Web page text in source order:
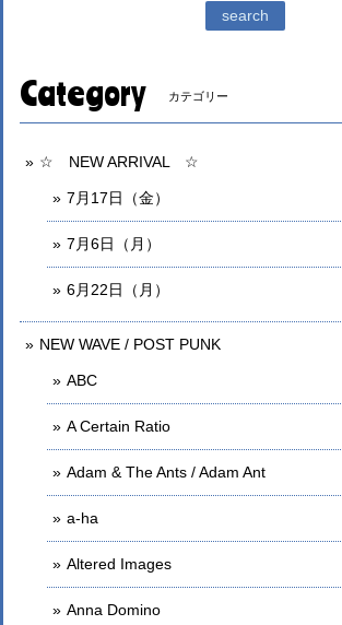
search
Category カテゴリー
☆ NEW ARRIVAL ☆
7月17日（金）
7月6日（月）
6月22日（月）
NEW WAVE / POST PUNK
ABC
A Certain Ratio
Adam & The Ants / Adam Ant
a-ha
Altered Images
Anna Domino